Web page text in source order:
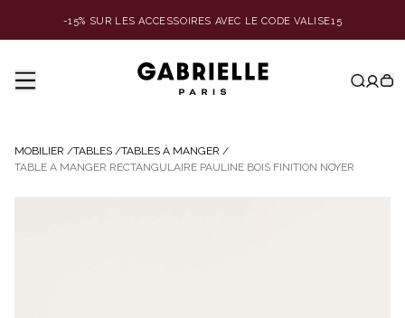
-15% SUR LES ACCESSOIRES AVEC LE CODE VALISE15
MOBILIER /TABLES /TABLES À MANGER /
TABLE A MANGER RECTANGULAIRE PAULINE BOIS FINITION NOYER